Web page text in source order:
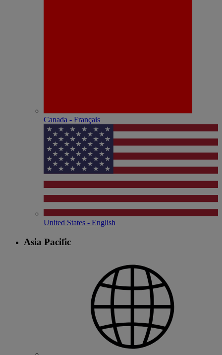
Canada - Français
United States - English
Asia Pacific